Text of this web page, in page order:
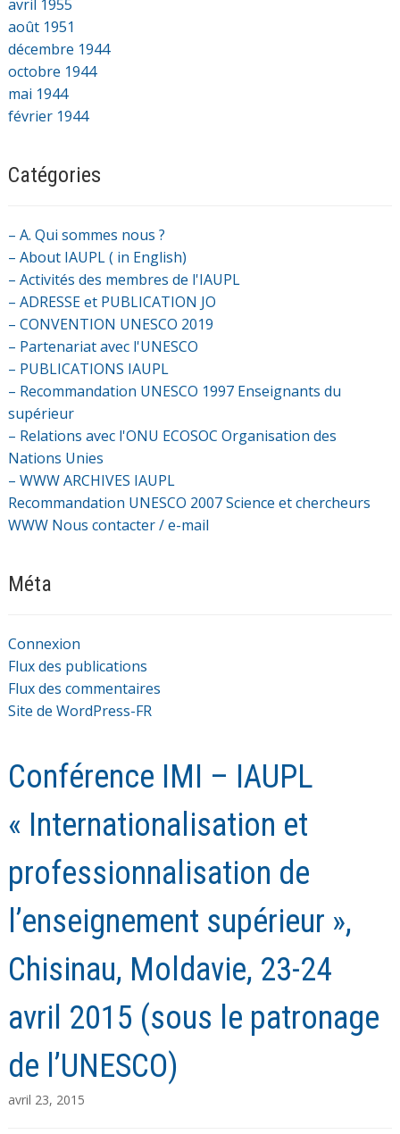
avril 1955
août 1951
décembre 1944
octobre 1944
mai 1944
février 1944
Catégories
– A. Qui sommes nous ?
– About IAUPL ( in English)
– Activités des membres de l'IAUPL
– ADRESSE et PUBLICATION JO
– CONVENTION UNESCO 2019
– Partenariat avec l'UNESCO
– PUBLICATIONS IAUPL
– Recommandation UNESCO 1997 Enseignants du
supérieur
– Relations avec l'ONU ECOSOC Organisation des
Nations Unies
– WWW ARCHIVES IAUPL
Recommandation UNESCO 2007 Science et chercheurs
WWW Nous contacter / e-mail
Méta
Connexion
Flux des publications
Flux des commentaires
Site de WordPress-FR
Conférence IMI – IAUPL
« Internationalisation et
professionnalisation de
l’enseignement supérieur »,
Chisinau, Moldavie, 23-24
avril 2015 (sous le patronage
de l’UNESCO)
avril 23, 2015